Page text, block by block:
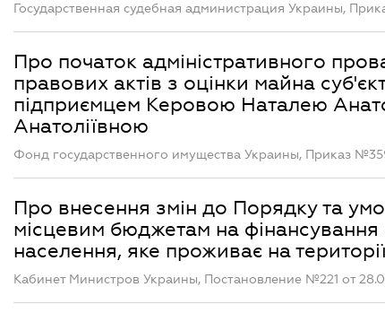
Государственная судебная администрация Украины,
Про початок адміністративного
правових актів з оцінки майна
підприємцем Керовою Наталею
Анатоліївною
Фонд государственного имущества Украины, Приказ
Про внесення змін до Порядку та
місцевим бюджетам на фінансування
населення, яке проживає на
Кабинет Министров Украины, Постановление №221 от